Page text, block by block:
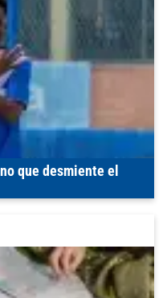
que desmiente el